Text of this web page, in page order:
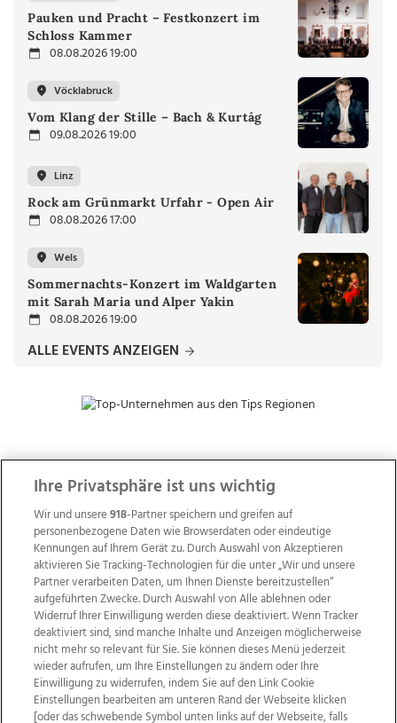
Pauken und Pracht – Festkonzert im
Schloss Kammer
08.08.2026 19:00
Vöcklabruck
Vom Klang der Stille – Bach & Kurtág
09.08.2026 19:00
Linz
Rock am Grünmarkt Urfahr - Open Air
08.08.2026 17:00
Wels
Sommernachts-Konzert im Waldgarten
mit Sarah Maria und Alper Yakin
08.08.2026 19:00
ALLE EVENTS ANZEIGEN
ZUR NACHRICHTENÜBERSICHT
Wir über uns Mediadaten Kontakt Jobs
Ihre Privatsphäre ist uns wichtig
Wir und unsere918-Partner speichern und greifen auf
personenbezogene Daten wie Browserdaten oder eindeutige
Kennungen auf Ihrem Gerät zu. Durch Auswahl von Akzeptieren
aktivieren Sie Tracking-Technologien für die unter „Wir und unsere
Partner verarbeiten Daten, um Ihnen Dienste bereitzustellen“
aufgeführten Zwecke. Durch Auswahl von Alle ablehnen oder
Widerruf Ihrer Einwilligung werden diese deaktiviert. Wenn Tracker
deaktiviert sind, sind manche Inhalte und Anzeigen möglicherweise
nicht mehr so relevant für Sie. Sie können dieses Menü jederzeit
wieder aufrufen, um Ihre Einstellungen zu ändern oder Ihre
Einwilligung zu widerrufen, indem Sie auf den Link Cookie
Einstellungen bearbeiten am unteren Rand der Webseite klicken
[oder das schwebende Symbol unten links auf der Webseite, falls